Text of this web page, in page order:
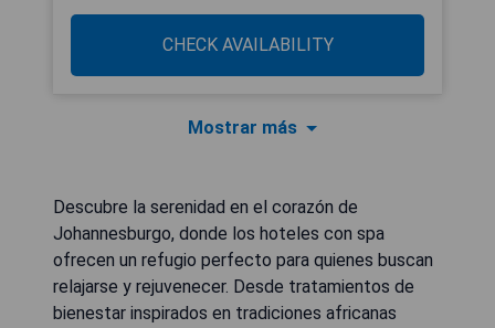
CHECK AVAILABILITY
Mostrar más
Descubre la serenidad en el corazón de
Johannesburgo, donde los hoteles con spa
ofrecen un refugio perfecto para quienes buscan
relajarse y rejuvenecer. Desde tratamientos de
bienestar inspirados en tradiciones africanas